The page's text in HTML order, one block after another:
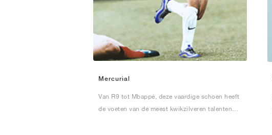
Mercurial
Van R9 tot Mbappé, deze vaardige schoen heeft
de voeten van de meest kwikzilveren talenten